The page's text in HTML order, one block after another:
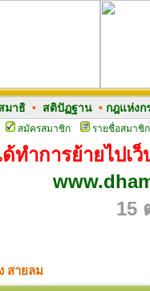
มาธิ• สติปัฏฐาน• กฎแห่งก
สมัครสมาชิก รายชื่อสมาชิก
ด้ทำการย้ายไปเ
15
สายลม